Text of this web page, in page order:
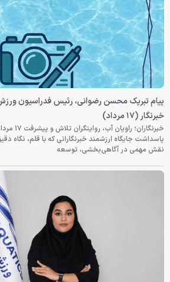
پیام تبریک محسن رضوانی، رئیس فدراسیون
خبرنگار (۱۷ مرداد)
خبرنگاران؛
پاسداشت جایگاه ارزشمند خبرنگارانی که با قلم، نگاه
نقش مهمی در آگاهی‌بخشی، توسعه